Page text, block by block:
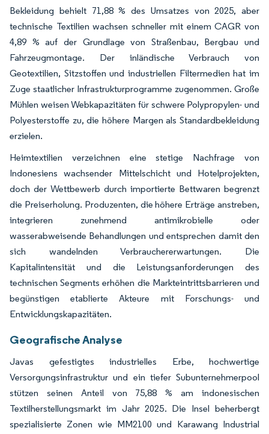
Bekleidung behielt 71,88 % des Umsatzes von 2025, aber
technische Textilien wachsen schneller mit einem CAGR von
4,89 % auf der Grundlage von Straßenbau, Bergbau und
Fahrzeugmontage. Der inländische Verbrauch von
Geotextilien, Sitzstoffen und industriellen Filtermedien hat im
Zuge staatlicher Infrastrukturprogramme zugenommen. Große
Mühlen weisen Webkapazitäten für schwere Polypropylen- und
Polyesterstoffe zu, die höhere Margen als Standardbekleidung
erzielen.
Heimtextilien verzeichnen eine stetige Nachfrage von
Indonesiens wachsender Mittelschicht und Hotelprojekten,
doch der Wettbewerb durch importierte Bettwaren begrenzt
die Preiserholung. Produzenten, die höhere Erträge anstreben,
integrieren zunehmend antimikrobielle oder
wasserabweisende Behandlungen und entsprechen damit den
sich wandelnden Verbrauchererwartungen. Die
Kapitalintensität und die Leistungsanforderungen des
technischen Segments erhöhen die Markteintrittsbarrieren und
begünstigen etablierte Akteure mit Forschungs- und
Entwicklungskapazitäten.
Geografische Analyse
Javas gefestigtes industrielles Erbe, hochwertige
Versorgungsinfrastruktur und ein tiefer Subunternehmerpool
stützen seinen Anteil von 75,88 % am indonesischen
Textilherstellungsmarkt im Jahr 2025. Die Insel beherbergt
spezialisierte Zonen wie MM2100 und Karawang Industrial